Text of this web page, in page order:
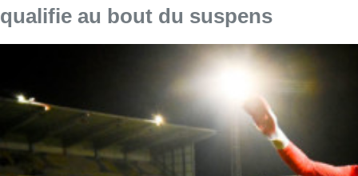
qualifie au bout du suspens